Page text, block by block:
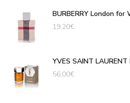
BURBERRY London for
19,20€
YVES SAINT
56,00€